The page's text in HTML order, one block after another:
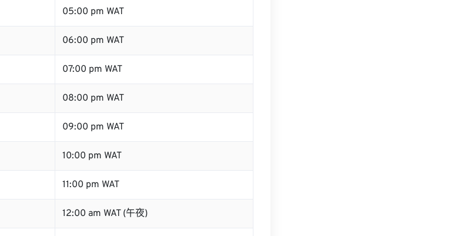
05:00 pm WAT
06:00 pm WAT
07:00 pm WAT
08:00 pm WAT
09:00 pm WAT
10:00 pm WAT
11:00 pm WAT
12:00 am WAT (午夜)